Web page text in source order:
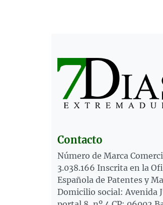
Contacto
Número de Marca
3.038.166 Inscrita en la
Española de Patentes y
Domicilio social: Avenida